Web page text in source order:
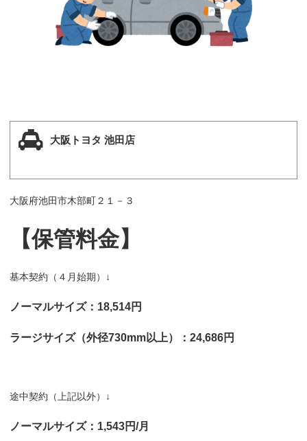
大阪トヨタ 池田店
大阪府池田市木部町２１－３
【保管料金】
基本契約（４月始期）↓
ノーマルサイズ：18,514円
ラージサイズ（外径730mm以上）：24,686円
途中契約（上記以外）↓
ノーマルサイズ：1,543円/月